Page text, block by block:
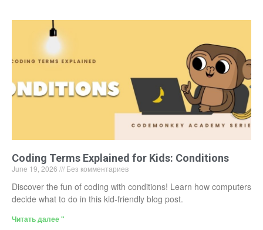
Coding Terms Explained for Kids: Conditions
June 19, 2026 Без комментариев
Discover the fun of coding with conditions! Learn how computers
decide what to do in this kid-friendly blog post.
Читать далее "